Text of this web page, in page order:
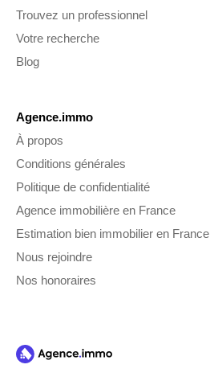
Trouvez un professionnel
Votre recherche
Blog
Agence.immo
À propos
Conditions générales
Politique de confidentialité
Agence immobilière en France
Estimation bien immobilier en France
Nous rejoindre
Nos honoraires